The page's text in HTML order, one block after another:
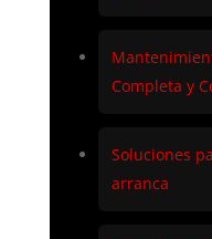
Completa y
Soluciones
arranca